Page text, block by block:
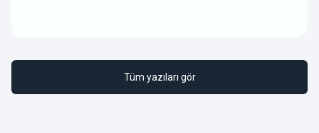
Tüm yazıları gör